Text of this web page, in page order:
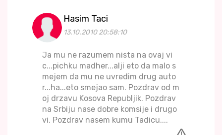
Hasim Taci
13.10.2010 20:58:10
Ja mu ne razumem nista na ovaj vi
c...pichku madher...alji eto da malo s
mejem da mu ne uvredim drug auto
r...ha...eto smejao sam. Pozdrav od m
oj drzavu Kosova Republjik. Pozdrav
na Srbiju nase dobre komsije i drugo
vi. Pozdrav nasem kumu Tadicu....